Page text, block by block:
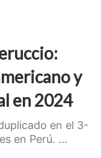
y
en 2024
en el 3-
en Perú. ...